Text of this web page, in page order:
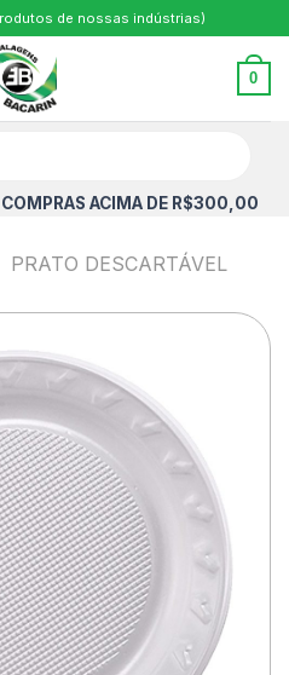
de nossas indústrias)
0
COMPRAS ACIMA DE R$300,00
PRATO DESCARTÁVEL